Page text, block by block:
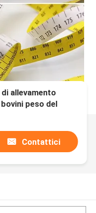
allevamento
peso del
tenero nastro di
Contattici